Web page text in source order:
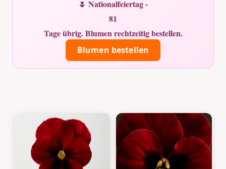
🌷 Nationalfeiertag -
81
Tage übrig. Blumen rechtzeitig bestellen.
Blumen bestellen